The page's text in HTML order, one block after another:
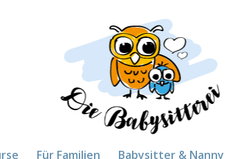
Für Familien Babysitter & Nanny